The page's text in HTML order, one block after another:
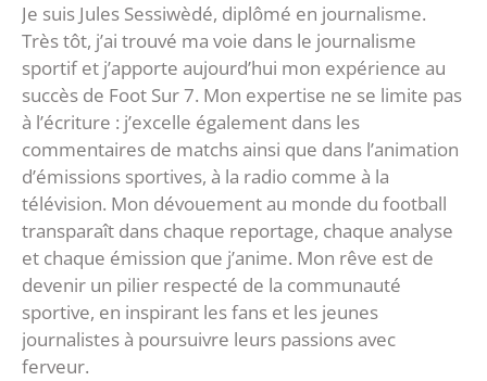
Je suis Jules Sessiwèdé, diplômé en journalisme.
Très tôt, j’ai trouvé ma voie dans le journalisme
sportif et j’apporte aujourd’hui mon expérience au
succès de Foot Sur 7. Mon expertise ne se limite pas
à l’écriture : j’excelle également dans les
commentaires de matchs ainsi que dans l’animation
d’émissions sportives, à la radio comme à la
télévision. Mon dévouement au monde du football
transparaît dans chaque reportage, chaque analyse
et chaque émission que j’anime. Mon rêve est de
devenir un pilier respecté de la communauté
sportive, en inspirant les fans et les jeunes
journalistes à poursuivre leurs passions avec
ferveur.